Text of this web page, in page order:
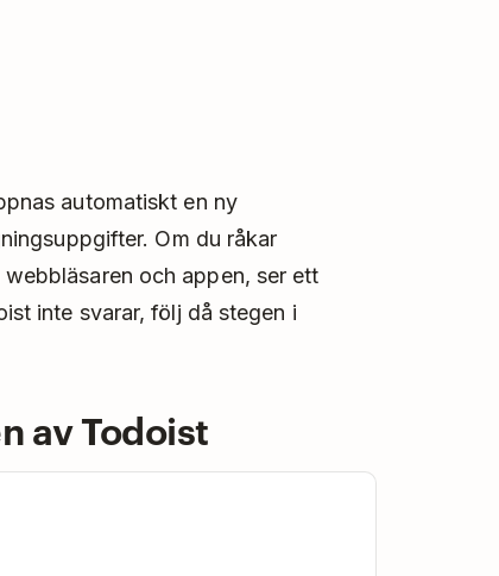
automatiskt en ny
Om du råkar
och appen, ser ett
inte svarar, följ då stegen i
av Todoist